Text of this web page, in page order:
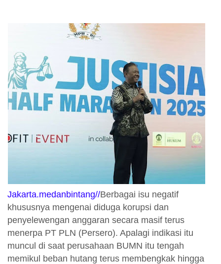
Jakarta.medanbintang//Berbagai isu negatif
khususnya mengenai diduga korupsi dan
penyelewengan anggaran secara masif terus
menerpa PT PLN (Persero). Apalagi indikasi itu
muncul di saat perusahaan BUMN itu tengah
memikul beban hutang terus membengkak hingga